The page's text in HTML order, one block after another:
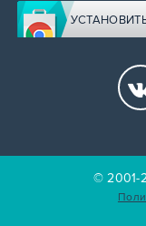
© 2001-